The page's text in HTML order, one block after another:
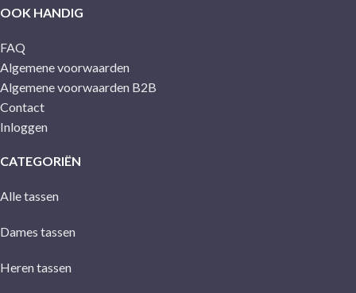
OOK HANDIG
FAQ
Algemene voorwaarden
Algemene voorwaarden B2B
Contact
Inloggen
CATEGORIËN
Alle tassen
Dames tassen
Heren tassen